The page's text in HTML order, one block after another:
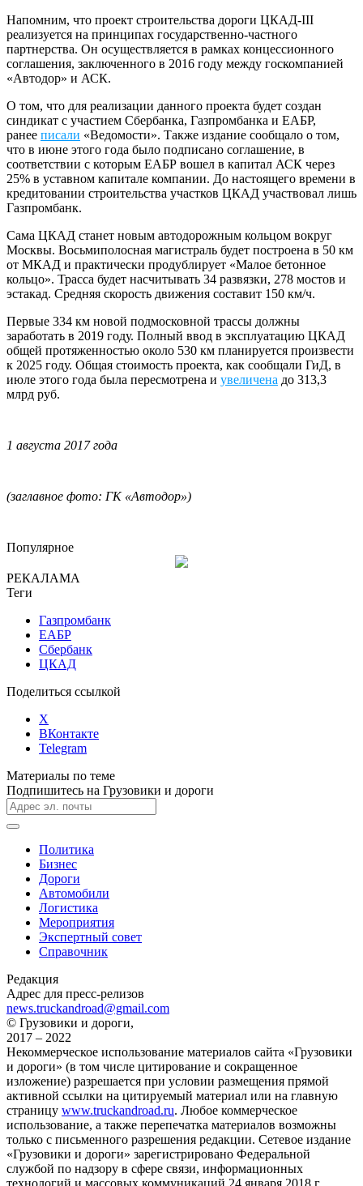
Напомним, что проект строительства дороги ЦКАД-III
реализуется на принципах государственно-частного
партнерства. Он осуществляется в рамках концессионного
соглашения, заключенного в 2016 году между госкомпанией
«Автодор» и АСК.
О том, что для реализации данного проекта будет создан
синдикат с участием Сбербанка, Газпромбанка и ЕАБР,
ранее писали «Ведомости». Также издание сообщало о том,
что в июне этого года было подписано соглашение, в
соответствии с которым ЕАБР вошел в капитал АСК через
25% в уставном капитале компании. До настоящего времени в
кредитовании строительства участков ЦКАД участвовал лишь
Газпромбанк.
Сама ЦКАД станет новым автодорожным кольцом вокруг
Москвы. Восьмиполосная магистраль будет построена в 50 км
от МКАД и практически продублирует «Малое бетонное
кольцо». Трасса будет насчитывать 34 развязки, 278 мостов и
эстакад. Средняя скорость движения составит 150 км/ч.
Первые 334 км новой подмосковной трассы должны
заработать в 2019 году. Полный ввод в эксплуатацию ЦКАД
общей протяженностью около 530 км планируется произвести
к 2025 году. Общая стоимость проекта, как сообщали ГиД, в
июле этого года была пересмотрена и увеличена до 313,3
млрд руб.
1 августа 2017 года
(заглавное фото: ГК «Автодор»)
Популярное
РЕКАЛАМА
Теги
Газпромбанк
ЕАБР
Сбербанк
ЦКАД
Поделиться ссылкой
X
ВКонтакте
Telegram
Материалы по теме
Подпишитесь на Грузовики и дороги
Политика
Бизнес
Дороги
Автомобили
Логистика
Мероприятия
Экспертный совет
Справочник
Редакция
Адрес для пресс-релизов
news.truckandroad@gmail.com
© Грузовики и дороги,
2017 – 2022
Некоммерческое использование материалов сайта «Грузовики
и дороги» (в том числе цитирование и сокращенное
изложение) разрешается при условии размещения прямой
активной ссылки на цитируемый материал или на главную
страницу www.truckandroad.ru. Любое коммерческое
использование, а также перепечатка материалов возможны
только с письменного разрешения редакции. Сетевое издание
«Грузовики и дороги» зарегистрировано Федеральной
службой по надзору в сфере связи, информационных
технологий и массовых коммуникаций 24 января 2018 г.